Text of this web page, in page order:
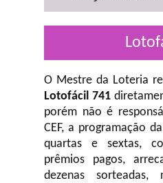
O Mestre da Loteria
Lotofácil 741
porém não é
CEF, a programação
quartas e sextas,
prêmios pagos,
dezenas sorteadas,